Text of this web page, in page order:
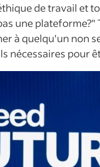
de travail et
une
à quelqu'un non
nécessaires pour